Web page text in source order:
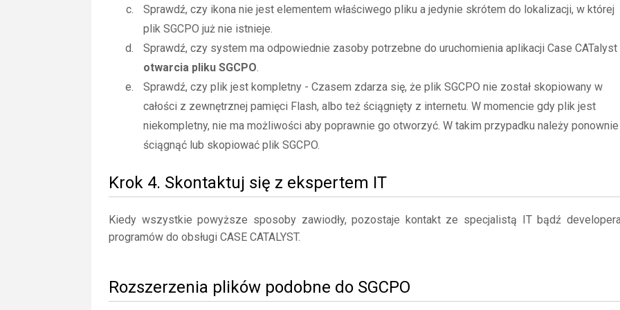
Sprawdź, czy ikona nie jest elementem właściwego pliku a jedynie skrótem do lokalizacji, w której
plik SGCPO już nie istnieje.
Sprawdź, czy system ma odpowiednie zasoby potrzebne do uruchomienia aplikacji Case CATalyst
otwarcia pliku SGCPO.
Sprawdź, czy plik jest kompletny - Czasem zdarza się, że plik SGCPO nie został skopiowany w
całości z zewnętrznej pamięci Flash, albo też ściągnięty z internetu. W momencie gdy plik jest
niekompletny, nie ma możliwości aby poprawnie go otworzyć. W takim przypadku należy ponownie
ściągnąć lub skopiować plik SGCPO.
Krok 4. Skontaktuj się z ekspertem IT
Kiedy wszystkie powyższe sposoby zawiodły, pozostaje kontakt ze specjalistą IT bądź
programów do obsługi CASE CATALYST.
Rozszerzenia plików podobne do SGCPO